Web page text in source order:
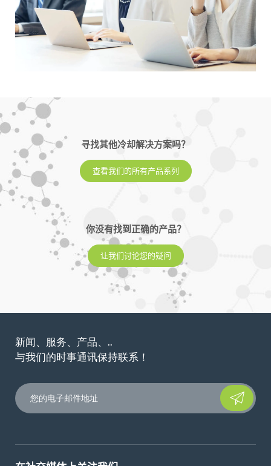
寻找其他冷却解决方案吗？
查看我们的所有产品系列
你没有找到正确的产品？
让我们讨论您的疑问
新闻、服务、产品、..
与我们的时事通讯保持联系！
Please